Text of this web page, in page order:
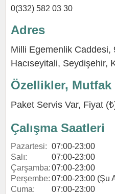
0(332) 582 03 30
Adres
Milli Egemenlik Caddesi,
Hacıseyitali, Seydişehir,
Özellikler, Mutfak
Paket Servis Var, Fiyat
Çalışma Saatleri
Pazartesi: 07:00-23:00
Salı:
07:00-23:00
Çarşamba:07:00-23:00
Perşembe: 07:00-23:00 (Şu
Cuma:
07:00-23:00